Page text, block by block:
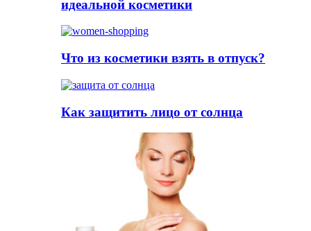
идеальной косметики
Что из косметики взять в отпуск?
Как защитить лицо от солнца